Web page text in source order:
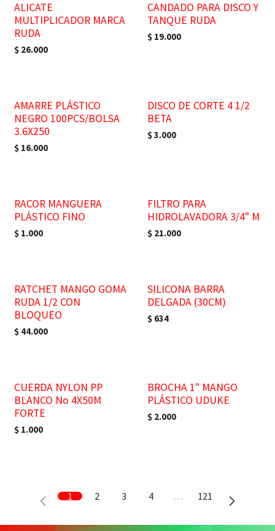
ALICATE
MULTIPLICADOR MARCA
RUDA
$ 26.000
CANDADO PARA DISCO Y
TANQUE RUDA
$ 19.000
AMARRE PLÁSTICO
NEGRO 100PCS/BOLSA
3.6X250
$ 16.000
DISCO DE CORTE 4 1/2
BETA
$3.000
RACOR MANGUERA
PLÁSTICO FINO
$ 1.000
FILTRO PARA
HIDROLAVADORA 3/4" M
$ 21.000
RATCHET MANGO GOMA
RUDA 1/2 CON
BLOQUEO
$ 44.000
SILICONA BARRA
DELGADA (30CM)
$ 634
CUERDA NYLON PP
BLANCO No 4X50M
FORTE
$ 1.000
BROCHA 1" MANGO
PLÁSTICO UDUKE
$ 2.000
1 2 3 4 … 121